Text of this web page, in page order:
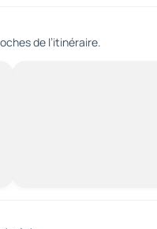
de l’itinéraire.